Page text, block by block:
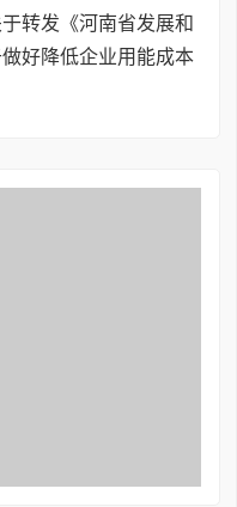
转发《河南省发展和
好降低企业用能成本